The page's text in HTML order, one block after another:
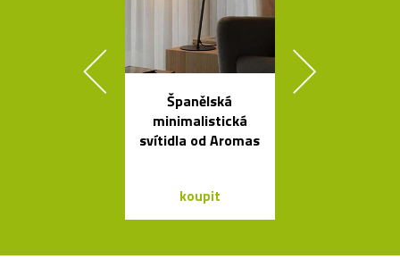
Španělská
minimalistická
svítidla od Aromas
koupit